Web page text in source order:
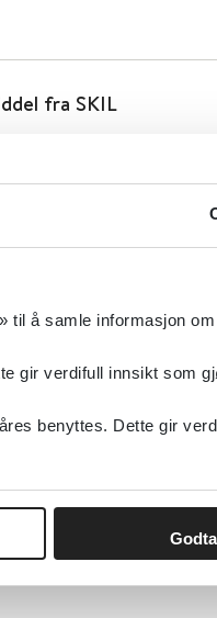
til å samle informasjon
gir verdifull innsikt som
benyttes. Dette gir
fra SKIL
Internet Res)